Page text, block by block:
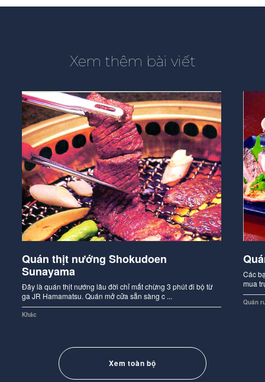
Xem thêm bài viết
Quán thịt nướng Shokudoen
Sunayama
Đây là quán thịt nướng lâu đời chỉ mất chừng 3 phút đi bộ từ
ga JR Hamamatsu. Quán mở cửa sẵn sàng c ...
Khác
Các
mua
Quán
Xem toàn bộ